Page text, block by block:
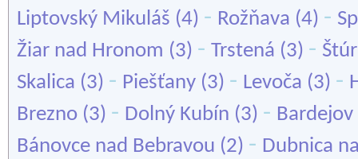
Liptovský Mikuláš (4) - Rožňava (4) -
Žiar nad Hronom (3) - Trstená (3) -
Skalica (3) - Piešťany (3) - Levoča (3) -
Brezno (3) - Dolný Kubín (3) - Bardejov
Bánovce nad Bebravou (2) - Dubnica